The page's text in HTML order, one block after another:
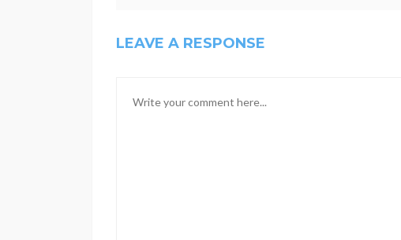
LEAVE A RESPONSE